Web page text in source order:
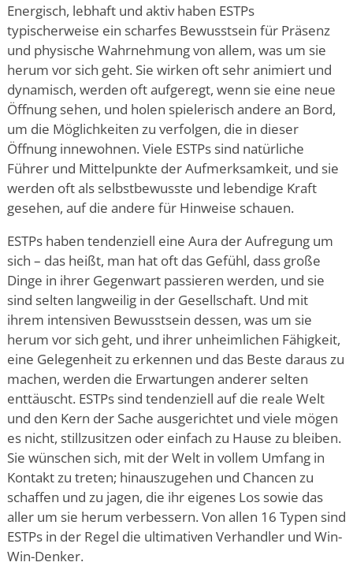
Energisch, lebhaft und aktiv haben ESTPs
typischerweise ein scharfes Bewusstsein für Präsenz
und physische Wahrnehmung von allem, was um sie
herum vor sich geht. Sie wirken oft sehr animiert und
dynamisch, werden oft aufgeregt, wenn sie eine neue
Öffnung sehen, und holen spielerisch andere an Bord,
um die Möglichkeiten zu verfolgen, die in dieser
Öffnung innewohnen. Viele ESTPs sind natürliche
Führer und Mittelpunkte der Aufmerksamkeit, und sie
werden oft als selbstbewusste und lebendige Kraft
gesehen, auf die andere für Hinweise schauen.
ESTPs haben tendenziell eine Aura der Aufregung um
sich – das heißt, man hat oft das Gefühl, dass große
Dinge in ihrer Gegenwart passieren werden, und sie
sind selten langweilig in der Gesellschaft. Und mit
ihrem intensiven Bewusstsein dessen, was um sie
herum vor sich geht, und ihrer unheimlichen Fähigkeit,
eine Gelegenheit zu erkennen und das Beste daraus zu
machen, werden die Erwartungen anderer selten
enttäuscht. ESTPs sind tendenziell auf die reale Welt
und den Kern der Sache ausgerichtet und viele mögen
es nicht, stillzusitzen oder einfach zu Hause zu bleiben.
Sie wünschen sich, mit der Welt in vollem Umfang in
Kontakt zu treten; hinauszugehen und Chancen zu
schaffen und zu jagen, die ihr eigenes Los sowie das
aller um sie herum verbessern. Von allen 16 Typen sind
ESTPs in der Regel die ultimativen Verhandler und Win-
Win-Denker.